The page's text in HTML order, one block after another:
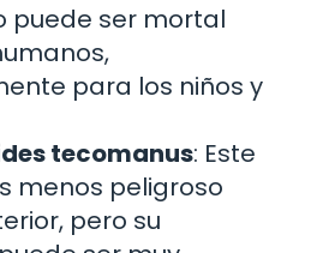
puede ser mortal
para los niños y
tecomanus: Este
menos peligroso
pero su